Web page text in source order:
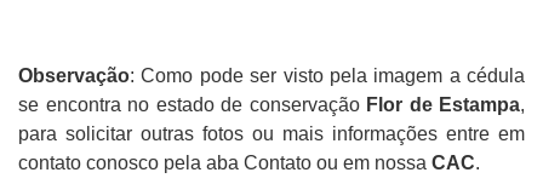
Observação: Como pode ser visto pela imagem a cédula
se encontra no estado de conservação Flor de Estampa,
para solicitar outras fotos ou mais informações entre em
contato conosco pela aba Contato ou em nossa CAC.